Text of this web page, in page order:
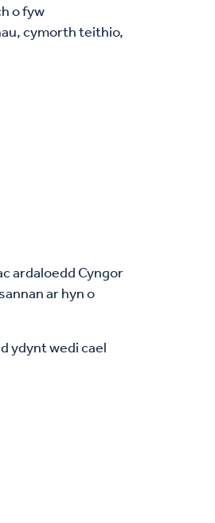
o fyw
cymorth teithio,
ardaloedd Cyngor
ar hyn o
ydynt wedi cael